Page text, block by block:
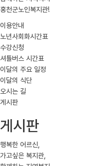
홍천군노인복지관!
이용안내
노년사회화시간표
수강신청
셔틀버스 시간표
이달의 주요 일정
이달의 식단
오시는 길
게시판
게시판
행복한 어르신,
가고싶은 복지관,